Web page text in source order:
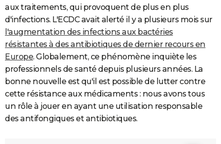
aux traitements, qui provoquent de plus en plus
d'infections. L'ECDC avait alerté il y a plusieurs mois sur
l'augmentation des infections aux bactéries
résistantes à des antibiotiques de dernier recours en
Europe. Globalement, ce phénomène inquiète les
professionnels de santé depuis plusieurs années. La
bonne nouvelle est qu'il est possible de lutter contre
cette résistance aux médicaments : nous avons tous
un rôle à jouer en ayant une utilisation responsable
des antifongiques et antibiotiques.